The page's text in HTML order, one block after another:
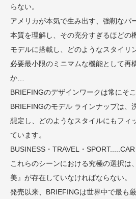
らない。
アメリカが本気で生み出す、強靭なパ
本質を理解し、その充分すぎるほどの
モデルに搭載し、どのようなスタイリ
必要最小限のミニマムな機能として再
か…
BRIEFINGのデザインワークは常にそ
BRIEFINGのモデル ラインナップは、
想定し、どのようなスタイルにもフィ
ています。
BUSINESS・TRAVEL・SPORT.....CAR
これらのシーンにおける究極の選択は
美』が存在していなければならない。
発売以来、BRIEFINGは世界中で最も